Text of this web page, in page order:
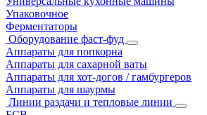
Упаковочное
Ферментаторы
Оборудование фаст-фуд
Аппараты для попкорна
Аппараты для сахарной ваты
Аппараты для хот-догов / гамбургеров
Аппараты для шаурмы
Линии раздачи и тепловые линии